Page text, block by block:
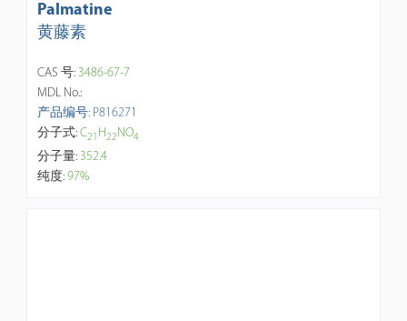
Palmatine
黄藤素
CAS 号:3486-67-7
MDL No.:
产品编号: P816271
分子式:C21 H22NO4
分子量:352.4
纯度:97%